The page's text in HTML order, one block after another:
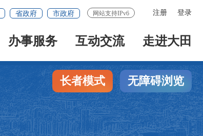
注册 登录
省政府 市政府 网站支持IPv6
办事服务 互动交流 走进大田
长者模式 无障碍浏览